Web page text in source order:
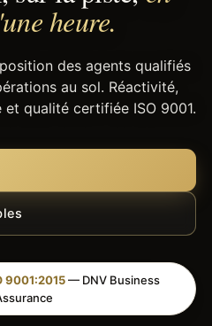
heure.
des agents qualifiés
au sol. Réactivité,
qualité certifiée ISO 9001.
9001:2015— DNV Business